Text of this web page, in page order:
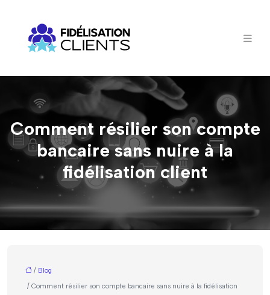
Comment résilier son compte
bancaire sans nuire à la
fidélisation client
/ Blog
/ Comment résilier son compte bancaire sans nuire à la fidélisation